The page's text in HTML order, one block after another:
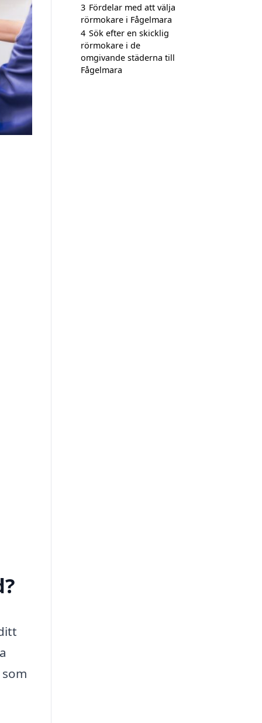
3 Fördelar med att välja
rörmokare i Fågelmara
4 Sök efter en skicklig
rörmokare i de
omgivande städerna till
Fågelmara